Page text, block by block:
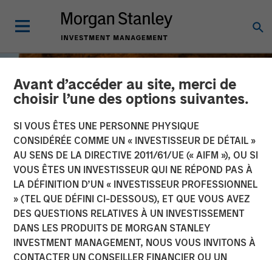
Avant d’accéder au site, merci de
choisir l’une des options suivantes.
SI VOUS ÊTES UNE PERSONNE PHYSIQUE
CONSIDÉRÉE COMME UN « INVESTISSEUR DE DÉTAIL »
AU SENS DE LA DIRECTIVE 2011/61/UE (« AIFM »), OU SI
VOUS ÊTES UN INVESTISSEUR QUI NE RÉPOND PAS À
LA DÉFINITION D’UN « INVESTISSEUR PROFESSIONNEL
» (TEL QUE DÉFINI CI-DESSOUS), ET QUE VOUS AVEZ
DES QUESTIONS RELATIVES À UN INVESTISSEMENT
DANS LES PRODUITS DE MORGAN STANLEY
INVESTMENT MANAGEMENT, NOUS VOUS INVITONS À
CONTACTER UN CONSEILLER FINANCIER OU UN
BIG PICTURE INSIGHTS
The International